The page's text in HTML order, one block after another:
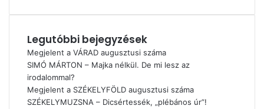
Legutóbbi bejegyzések
Megjelent a VÁRAD augusztusi száma
SIMÓ MÁRTON – Majka nélkül. De mi lesz az
irodalommal?
Megjelent a SZÉKELYFÖLD augusztusi száma
SZÉKELYMUZSNA – Dicsértessék, „plébános úr”!